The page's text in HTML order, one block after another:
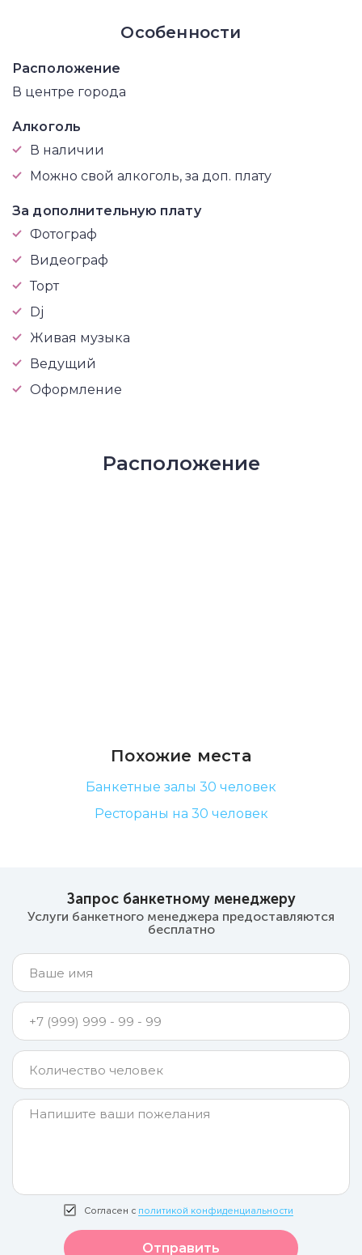
Особенности
Расположение
В центре города
Алкоголь
В наличии
Можно свой алкоголь, за доп. плату
За дополнительную плату
Фотограф
Видеограф
Торт
Dj
Живая музыка
Ведущий
Оформление
Расположение
Похожие места
Банкетные залы 30 человек
Рестораны на 30 человек
Запрос банкетному менеджеру
Услуги банкетного менеджера предоставляются
бесплатно
Согласен с политикой конфиденциальности
Отправить